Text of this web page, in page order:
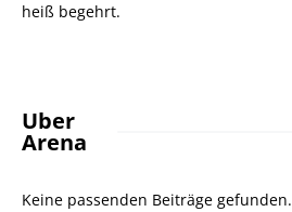
heiß begehrt.
Uber
Arena
Keine passenden Beiträge gefunden.